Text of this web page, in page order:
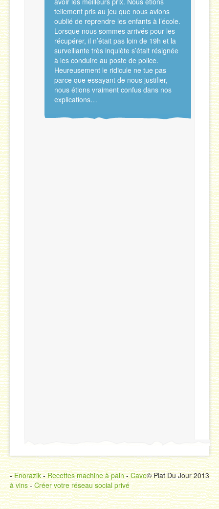
tellement pris au jeu que nous avions
oublié de reprendre les enfants à l’école.
Lorsque nous sommes arrivés pour les
récupérer, il n’était pas loin de 19h et la
surveillante très inquiète s’était résignée
à les conduire au poste de police.
Heureusement le ridicule ne tue pas
parce que essayant de nous justifier,
nous étions vraiment confus dans nos
explications…
© Plat Du Jour 2013
-Enorazik-Recettes machine à pain-Cave
à vins-Créer votre réseau social privé